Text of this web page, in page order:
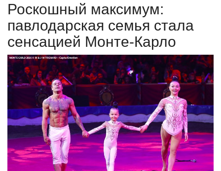
КАЗАХСТАН
МИР
СПЕЦПРОЕКТЫ
СПОРТ
Чек-лист
Роскошный максимум:
павлодарская семья стала
сенсацией Монте‑Карло